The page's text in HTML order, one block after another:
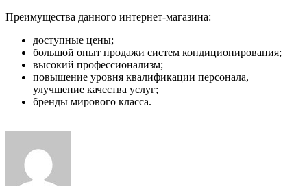
Преимущества данного интернет-магазина:
доступные цены;
большой опыт продажи систем кондиционирования;
высокий профессионализм;
повышение уровня квалификации персонала,
улучшение качества услуг;
бренды мирового класса.